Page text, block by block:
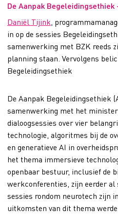
De Aanpak
Daniël Tijink ,
in op de sessies
samenwerking met BZK reeds
planning staan. Vervolgens
Begeleidingsethiek
De Aanpak Begeleidingsethiek
samenwerking met het
dialoogsessies over vier
technologie, algoritmes bij de
en generatieve AI in
het thema immersieve
openbaar bestuur, inclusief de
werkconferenties, zijn eerder al
sessies rondom neurotech zijn
uitkomsten van dit thema